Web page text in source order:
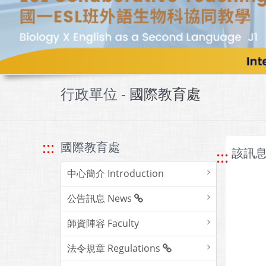
行政單位 - 國際教育處
::: 國際教育處
中心簡介 Introduction
公告訊息 News
師資陣容 Faculty
法令規章 Regulations
::: 該訊